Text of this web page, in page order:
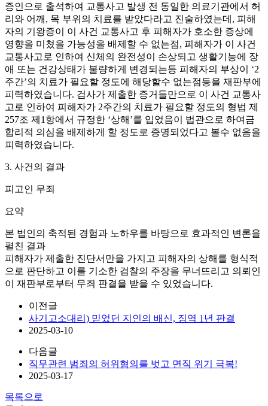
증인으로 출석하여 교통사고 발생 전 동일한 의료기관에서 허
리와 어깨, 목 부위의 치료를 받았다라고 진술하였는데, 피해
자의 기왕증이 이 사건 교통사고 후 피해자가 호소한 증상에
영향을 미쳤을 가능성을 배제할 수 없는점, 피해자가 이 사건
교통사고로 인하여 신체의 완전성이 손상되고 생활기능에 장
애 또는 건강상태가 불량하게 변경되는등 피해자의 부상이 ‘2
주간’의 치료가 필요할 정도에 해당할수 없는점등을 재판부에
피력하였습니다. 검사가 제출한 증거들만으로 이 사건 교통사
고로 인하여 피해자가 2주간의 치료가 필요할 정도의 형법 제
257조 제1항에서 규정한 ‘상해’를 입었음이 법관으로 하여금
합리적 의심을 배제하게 할 정도로 증명되었다고 볼수 없음을
피력하였습니다.
3. 사건의 결과
피고인 무죄
요약
본 법인의 축적된 경험과 노하우를 바탕으로 효과적인 변론을
펼친 결과
피해자가 제출한 진단서만을 가지고 피해자의 상해를 형식적
으로 판단하고 이를 기소한 검찰의 주장을 무너뜨리고 의뢰인
이 재판부로부터 무죄 판결을 받을 수 있었습니다.
이전글
사기고소대리) 믿었던 지인의 배신, 징역 1년 판결
2025-03-10
다음글
직무관련 범죄의 허위혐의를 벗고 면직 위기 극복!
2025-03-17
목록으로